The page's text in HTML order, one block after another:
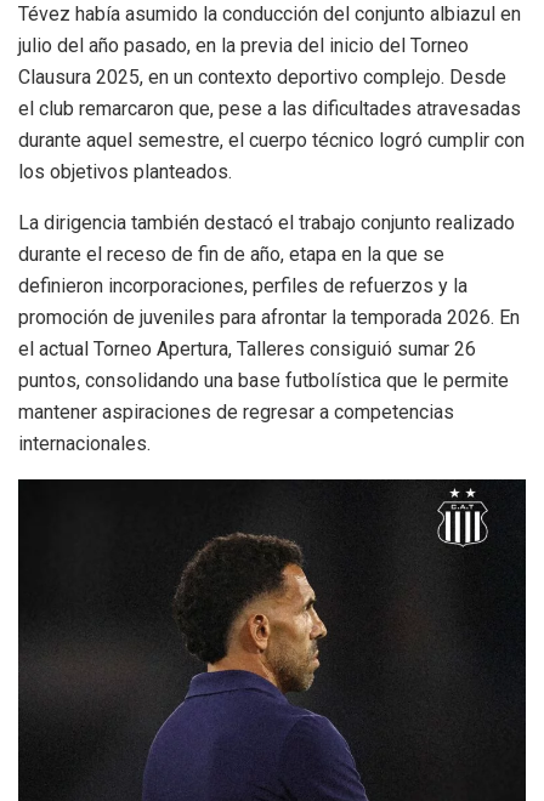
Tévez había asumido la conducción del conjunto albiazul en
julio del año pasado, en la previa del inicio del Torneo
Clausura 2025, en un contexto deportivo complejo. Desde
el club remarcaron que, pese a las dificultades atravesadas
durante aquel semestre, el cuerpo técnico logró cumplir con
los objetivos planteados.
La dirigencia también destacó el trabajo conjunto realizado
durante el receso de fin de año, etapa en la que se
definieron incorporaciones, perfiles de refuerzos y la
promoción de juveniles para afrontar la temporada 2026. En
el actual Torneo Apertura, Talleres consiguió sumar 26
puntos, consolidando una base futbolística que le permite
mantener aspiraciones de regresar a competencias
internacionales.